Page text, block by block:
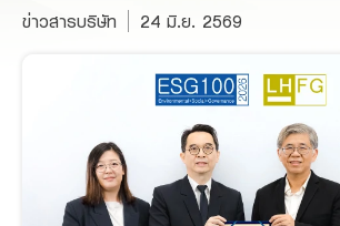
ข่าวสารบริษัท 24 มิ.ย. 2569